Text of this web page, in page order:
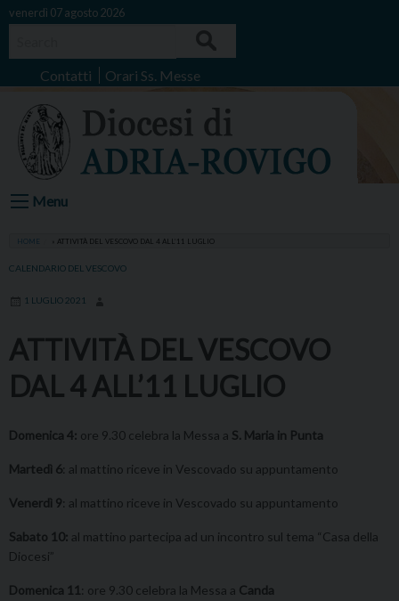
Skip
venerdì 07 agosto 2026
Contatti Orari Ss. Messe
Menu
HOME ATTIVITÀ DEL VESCOVO DAL 4 ALL’11 LUGLIO
CALENDARIO DEL VESCOVO
1 LUGLIO 2021
ATTIVITÀ DEL VESCOVO
DAL 4 ALL’11 LUGLIO
Domenica 4: ore 9.30 celebra la Messa a S. Maria in Punta
Martedì 6: al mattino riceve in Vescovado su appuntamento
Venerdì 9: al mattino riceve in Vescovado su appuntamento
Sabato 10: al mattino partecipa ad un incontro sul tema “Casa della
Diocesi”
Domenica 11 : ore 9.30 celebra la Messa a Canda